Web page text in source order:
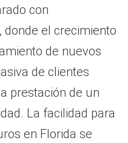
con
el crecimiento
de nuevos
de clientes
prestación de un
La facilidad para
en Florida se